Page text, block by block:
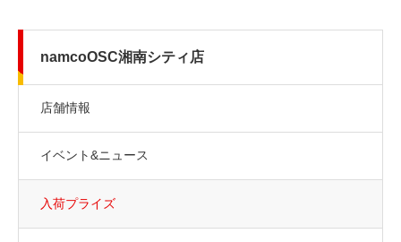
namcoOSC湘南シティ店
店舗情報
イベント&ニュース
入荷プライズ